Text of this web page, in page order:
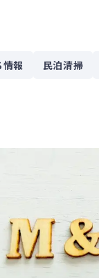
情報 民泊清掃